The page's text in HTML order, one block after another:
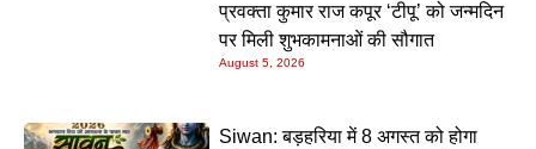
प्रवक्ता कुमार राज कपूर ‘टीपू’ को जन्मदिन
पर मिली शुभकामनाओं की सौगात
August 5, 2026
Siwan: बड़हरिया में 8 अगस्त को होगा